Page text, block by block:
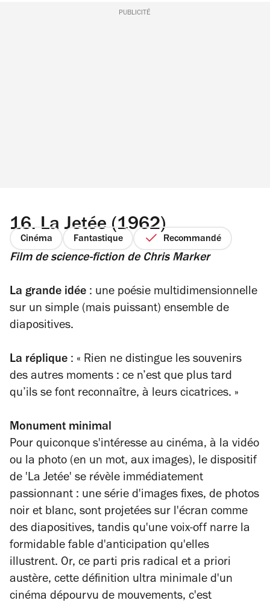
PUBLICITÉ
16. La Jetée (1962)
Cinéma Fantastique Recommandé
Film de science-fiction de Chris Marker
La grande idée : une poésie multidimensionnelle
sur un simple (mais puissant) ensemble de
diapositives.
La réplique : « Rien ne distingue les souvenirs
des autres moments : ce n’est que plus tard
qu’ils se font reconnaître, à leurs cicatrices. »
Monument minimal
Pour quiconque s'intéresse au cinéma, à la vidéo
ou la photo (en un mot, aux images), le dispositif
de 'La Jetée' se révèle immédiatement
passionnant : une série d'images fixes, de photos
noir et blanc, sont projetées sur l'écran comme
des diapositives, tandis qu'une voix-off narre la
formidable fable d'anticipation qu'elles
illustrent. Or, ce parti pris radical et a priori
austère, cette définition ultra minimale d'un
cinéma dépourvu de mouvements, c'est